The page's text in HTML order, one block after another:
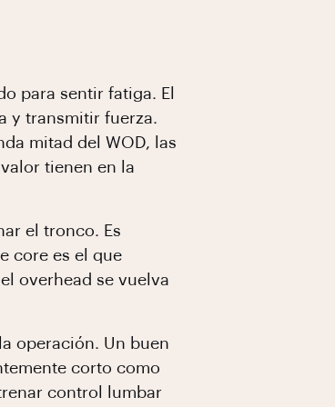
para sentir fatiga. El
y transmitir fuerza.
mitad del WOD, las
tienen en la
el tronco. Es
core es el que
overhead se vuelva
operación. Un buen
corto como
control lumbar